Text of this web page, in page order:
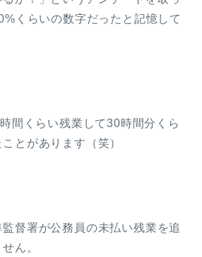
くらいの数字だったと記憶して
間くらい残業して30時間分くら
とがあります（笑）
督署が公務員の未払い残業を追
ん。